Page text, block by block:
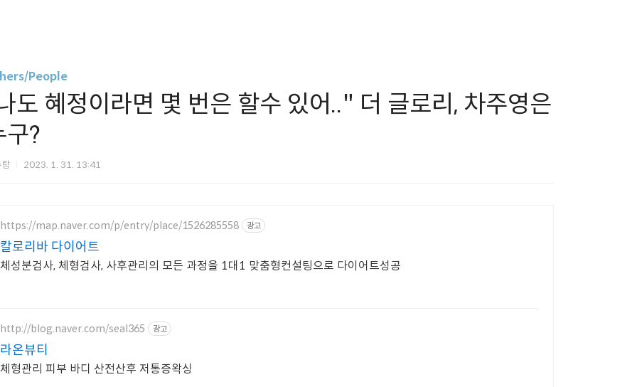
People
도 혜정이라면 몇 번은 할수 있어.." 더 글로리, 차주영은
구?
2023. 1. 31. 13:41
https://map.naver.com/p/entry/place/1526285558 광고
칼로리바 다이어트
체성분검사, 체형검사, 사후관리의 모든 과정을 1대1 맞춤형컨설팅으로 다이어트성공
http://blog.naver.com/seal365 광고
라온뷰티
체형관리 피부 바디 산전산후 저통증왁싱